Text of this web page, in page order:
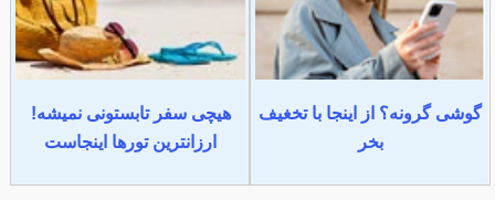
گوشی گرونه؟ از اینجا با تخغیف
بخر
هیچی سفر تابستونی نمیشه!
ارزانترین تورها اینجاست